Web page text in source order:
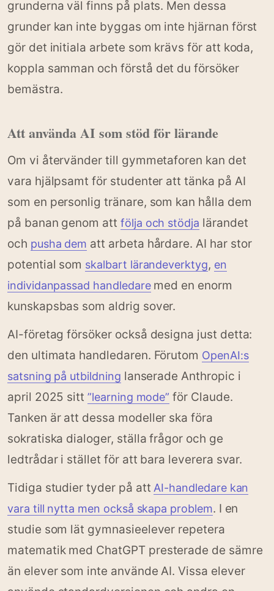
grunderna väl finns på plats. Men dessa
grunder kan inte byggas om inte hjärnan först
gör det initiala arbete som krävs för att koda,
koppla samman och förstå det du försöker
bemästra.
Att använda AI som stöd för lärande
Om vi återvänder till gymmetaforen kan det
vara hjälpsamt för studenter att tänka på AI
som en personlig tränare, som kan hålla dem
på banan genom att följa och stödja lärandet
och pusha dem att arbeta hårdare. AI har stor
potential som skalbart lärandeverktyg, en
individanpassad handledaremed en enorm
kunskapsbas som aldrig sover.
AI-företag försöker också designa just detta:
den ultimata handledaren. Förutom OpenAI:s
satsning på utbildning lanserade Anthropic i
april 2025 sitt”learning mode” för Claude.
Tanken är att dessa modeller ska föra
sokratiska dialoger, ställa frågor och ge
ledtrådar i stället för att bara leverera svar.
Tidiga studier tyder på attAI-handledare kan
vara till nytta men också skapa problem. I en
studie som lät gymnasieelever repetera
matematik med ChatGPT presterade de sämre
än elever som inte använde AI. Vissa elever